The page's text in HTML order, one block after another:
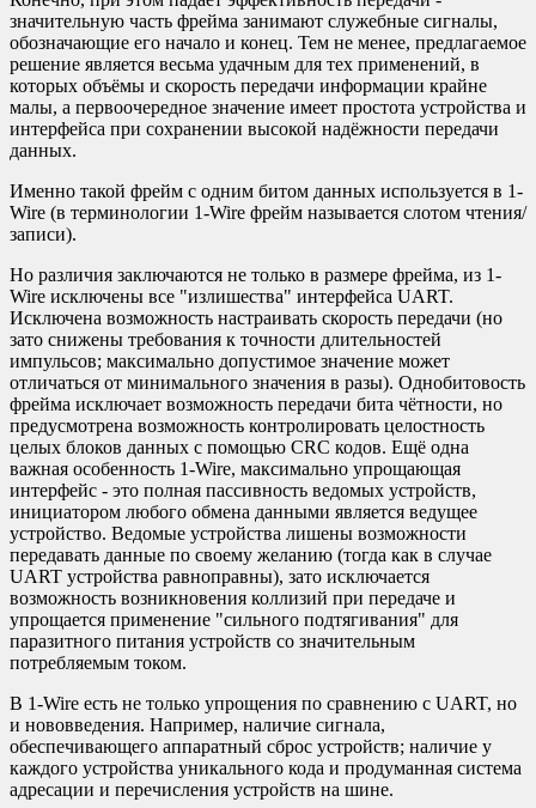
значительную часть фрейма занимают служебные сигналы,
обозначающие его начало и конец. Тем не менее, предлагаемое
решение является весьма удачным для тех применений, в
которых объёмы и скорость передачи информации крайне
малы, а первоочередное значение имеет простота устройства и
интерфейса при сохранении высокой надёжности передачи
данных.
Именно такой фрейм с одним битом данных используется в 1-
Wire (в терминологии 1-Wire фрейм называется слотом чтения/
записи).
Но различия заключаются не только в размере фрейма, из 1-
Wire исключены все "излишества" интерфейса UART.
Исключена возможность настраивать скорость передачи (но
зато снижены требования к точности длительностей
импульсов; максимально допустимое значение может
отличаться от минимального значения в разы). Однобитовость
фрейма исключает возможность передачи бита чётности, но
предусмотрена возможность контролировать целостность
целых блоков данных с помощью CRC кодов. Ещё одна
важная особенность 1-Wire, максимально упрощающая
интерфейс - это полная пассивность ведомых устройств,
инициатором любого обмена данными является ведущее
устройство. Ведомые устройства лишены возможности
передавать данные по своему желанию (тогда как в случае
UART устройства равноправны), зато исключается
возможность возникновения коллизий при передаче и
упрощается применение "сильного подтягивания" для
паразитного питания устройств со значительным
потребляемым током.
В 1-Wire есть не только упрощения по сравнению с UART, но
и нововведения. Например, наличие сигнала,
обеспечивающего аппаратный сброс устройств; наличие у
каждого устройства уникального кода и продуманная система
адресации и перечисления устройств на шине.